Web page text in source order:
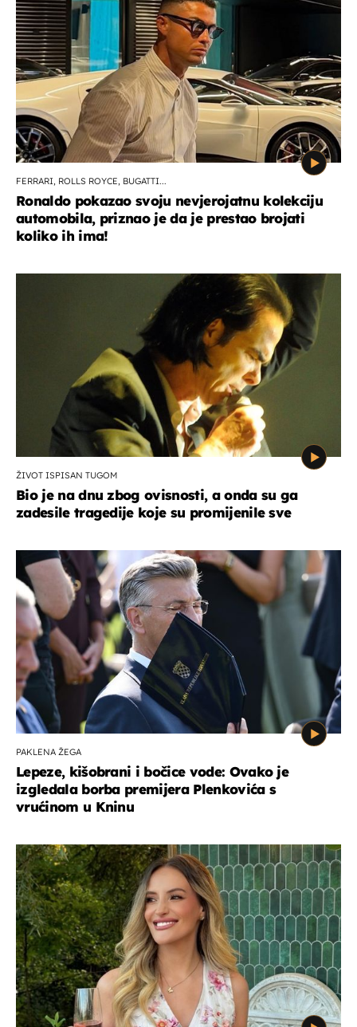
FERRARI, ROLLS ROYCE, BUGATTI...
Ronaldo pokazao svoju nevjerojatnu kolekciju
automobila, priznao je da je prestao brojati
koliko ih ima!
ŽIVOT ISPISAN TUGOM
Bio je na dnu zbog ovisnosti, a onda su ga
zadesile tragedije koje su promijenile sve
PAKLENA ŽEGA
Lepeze, kišobrani i bočice vode: Ovako je
izgledala borba premijera Plenkovića s
vrućinom u Kninu